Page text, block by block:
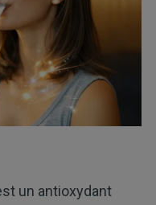
un antioxydant